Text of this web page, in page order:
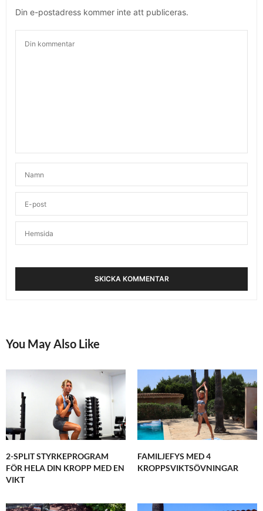
Din e-postadress kommer inte att publiceras.
You May Also Like
2-SPLIT STYRKEPROGRAM
FÖR HELA DIN KROPP MED EN
VIKT
FAMILJEFYS MED 4
KROPPSVIKTSÖVNINGAR